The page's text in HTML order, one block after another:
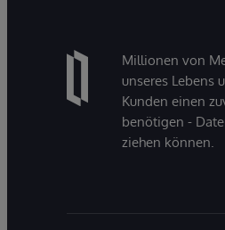
Millionen von
unseres Lebens
Kunden einen
benötigen -
ziehen können.